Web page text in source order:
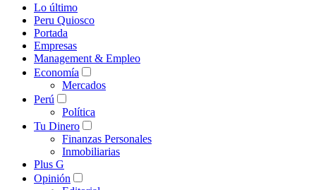
Lo último
Peru Quiosco
Portada
Empresas
Management & Empleo
Economía
Mercados
Perú
Política
Tu Dinero
Finanzas Personales
Inmobiliarias
Plus G
Opinión